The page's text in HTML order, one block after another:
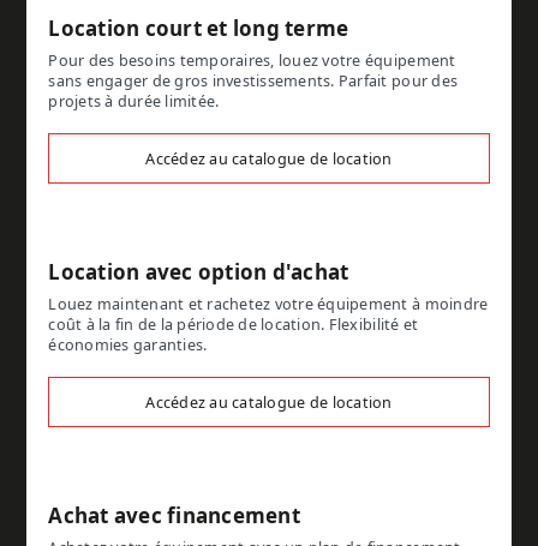
Location court et long terme
Pour des besoins temporaires, louez votre équipement
sans engager de gros investissements. Parfait pour des
projets à durée limitée.
Accédez au catalogue de location
Location avec option d'achat
Louez maintenant et rachetez votre équipement à moindre
coût à la fin de la période de location. Flexibilité et
économies garanties.
Accédez au catalogue de location
Achat avec financement